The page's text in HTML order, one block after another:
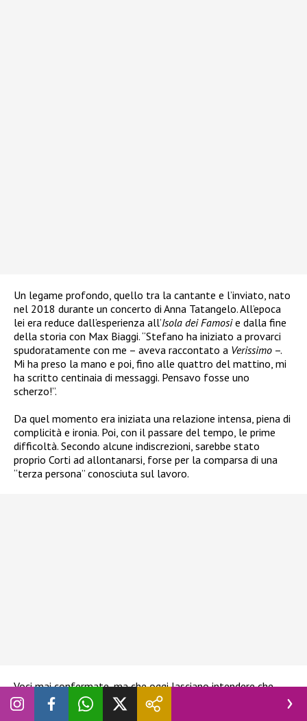
Un legame profondo, quello tra la cantante e l’inviato, nato
nel 2018 durante un concerto di Anna Tatangelo. All’epoca
lei era reduce dall’esperienza all’Isola dei Famosie dalla fine
della storia con Max Biaggi. “Stefano ha iniziato a provarci
spudoratamente con me – aveva raccontato a Verissimo –.
Mi ha preso la mano e poi, fino alle quattro del mattino, mi
ha scritto centinaia di messaggi. Pensavo fosse uno
scherzo!”.
Da quel momento era iniziata una relazione intensa, piena di
complicità e ironia. Poi, con il passare del tempo, le prime
difficoltà. Secondo alcune indiscrezioni, sarebbe stato
proprio Corti ad allontanarsi, forse per la comparsa di una
“terza persona” conosciuta sul lavoro.
Voci mai confermate, ma che oggi lasciano intendere che,
forse, tra i due qualcosa si è davvero spezzato.